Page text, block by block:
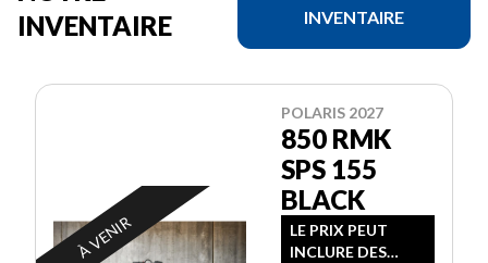
INVENTAIRE
INVENTAIRE
À VENIR
POLARIS 2027
850 RMK
SPS 155
BLACK
LE PRIX PEUT
INCLURE DES